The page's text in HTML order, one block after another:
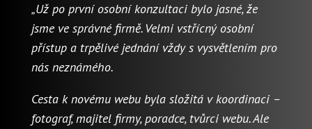
„Už po první osobní konzultaci bylo jasné, že
jsme ve správné firmě. Velmi vstřícný osobní
přístup a trpělivé jednání vždy s vysvětlením pro
nás neznámého.
Cesta k novému webu byla složitá v koordinaci –
fotograf, majitel firmy, poradce, tvůrci webu. Ale